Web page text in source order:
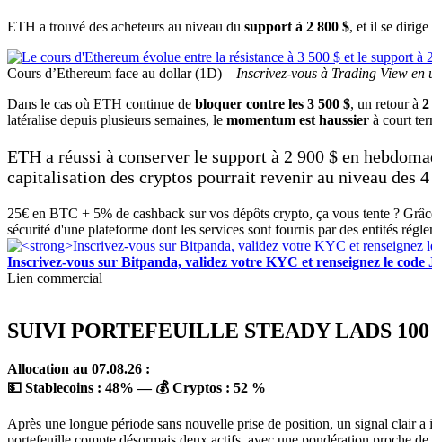
ETH a trouvé des acheteurs au niveau du support à 2 800 $, et il se dirige
Cours d’Ethereum face au dollar (1D) – Inscrivez-vous à Trading View en
Dans le cas où ETH continue de bloquer contre les 3 500 $, un retour à 2
latéralise depuis plusieurs semaines, le momentum est haussier à court
ETH a réussi à conserver le support à 2 900 $ en
capitalisation des cryptos pourrait revenir au niveau des
25€ en BTC + 5% de cashback sur vos dépôts crypto, ça vous tente ?
sécurité d'une plateforme dont les services sont fournis par des entités
Inscrivez-vous sur Bitpanda, validez votre KYC et renseignez le
Lien commercial
SUIVI PORTEFEUILLE STEADY LADS 100
Allocation au 07.08.26 :
💵 Stablecoins : 48% — 💰 Cryptos : 52 %
Après une longue période sans nouvelle prise de position, un signal clair